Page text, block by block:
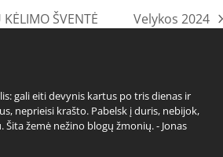
ŠVENTĖ
next
Velykos 2024
gali eiti devynis kartus po tris dienas ir
neprieisi krašto. Pabelsk į duris, nebijok,
žemė nežino blogų žmonių. - Jonas